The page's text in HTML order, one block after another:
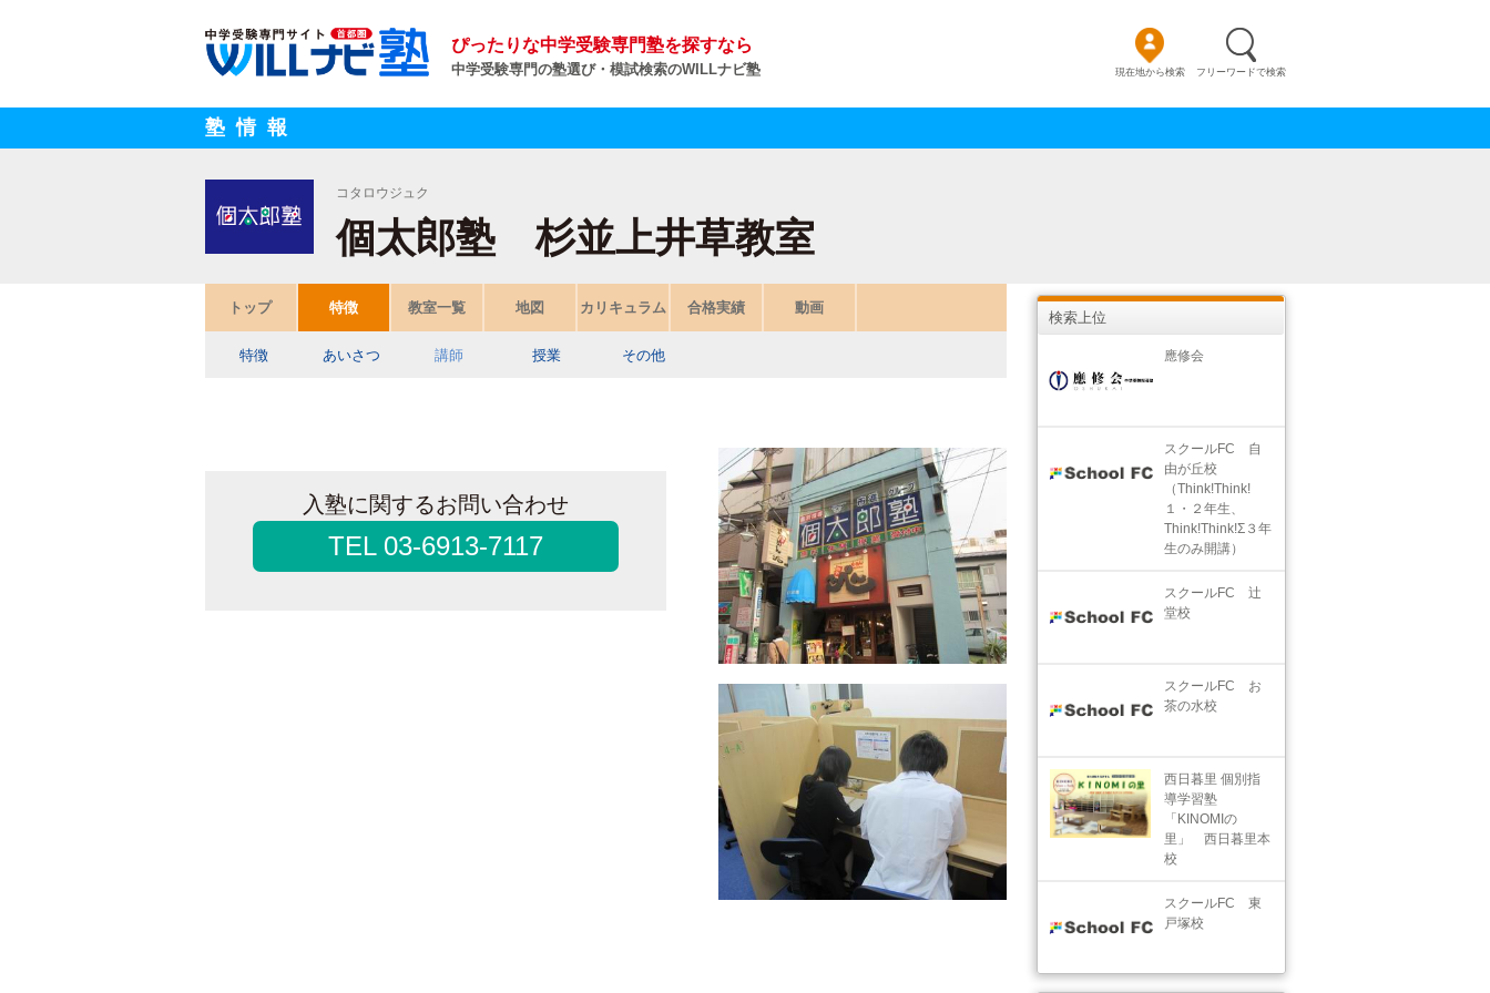
ぴったりな中学受験専門塾を探すなら
中学受験専門の塾選び・模試検索のWILLナビ塾 現在地から検索 フリーワードで検索
塾情報
コタロウジュク
個太郎塾 杉並上井草教室
トップ 特徴 教室一覧 地図 カリキュラム 合格実績 動画
特徴 あいさつ 講師 授業 その他
入塾に関するお問い合わせ
TEL 03-6913-7117
検索上位
應修会
スクールFC 自
由が丘校
（Think!Think!
１・２年生、
Think!Think!Σ３年
生のみ開講）
スクールFC 辻
堂校
スクールFC お
茶の水校
西日暮里 個別指
導学習塾
「KINOMIの
里」 西日暮里本
校
スクールFC 東
戸塚校